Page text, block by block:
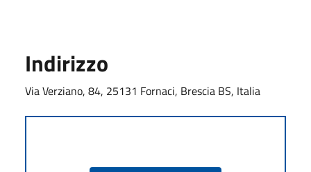
Indirizzo
Via Verziano, 84, 25131 Fornaci, Brescia BS, Italia